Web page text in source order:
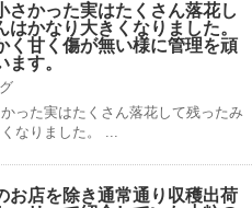
さかった実はたくさん落花し
はかなり大きくなりました。
く甘く傷が無い様に管理を頑
す。
った実はたくさん落花して残ったみ
なりました。 ...
お店を除き通常通り収穫出荷